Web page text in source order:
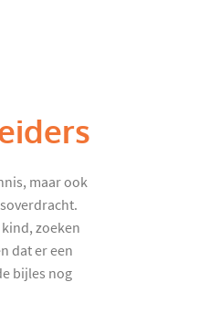
maar ook
zoeken
dat er een
bijles nog